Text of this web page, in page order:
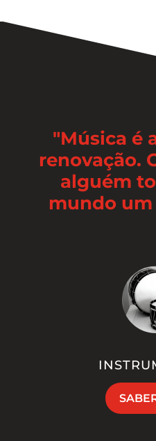
"Música é
renovação.
alguém
mundo